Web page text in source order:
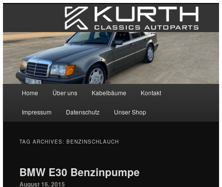
Skip to primary content
Skip to secondary content
Home Über uns Kabelbäume Kontakt
Impressum Datenschutz Unser Shop
TAG ARCHIVES:BENZINSCHLAUCH
BMW E30 Benzinpumpe
August 16, 2015